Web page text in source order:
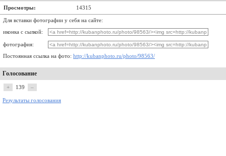
Просмотры: 14315
Для вставки фотографии у себя на сайте:
иконка с сылкой:
фотография:
Постоянная ссылка на фото: http://kubanphoto.ru/photo/98563/
Голосование
+ 139 –
Результаты голосования